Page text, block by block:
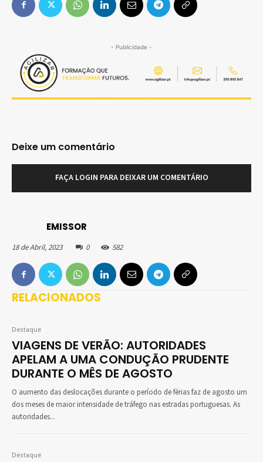
EMISSOR
18 de Abril, 2023 0 582
RELACIONADOS
Destaque
VIAGENS DE VERÃO: AUTORIDADES
APELAM A UMA CONDUÇÃO PRUDENTE
DURANTE O MÊS DE AGOSTO
O aumento das deslocações durante o período de férias faz de agosto um
dos meses de maior intensidade de tráfego nas estradas portuguesas. As
autoridades...
Destaque
- Publicidade -
Deixe um comentário
FAÇA LOGIN PARA DEIXAR UM COMENTÁRIO